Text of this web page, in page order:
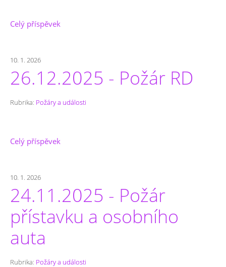
Celý příspěvek
10. 1. 2026
26.12.2025 - Požár RD
Rubrika: Požáry a události
Celý příspěvek
10. 1. 2026
24.11.2025 - Požár
přístavku a osobního
auta
Rubrika: Požáry a události